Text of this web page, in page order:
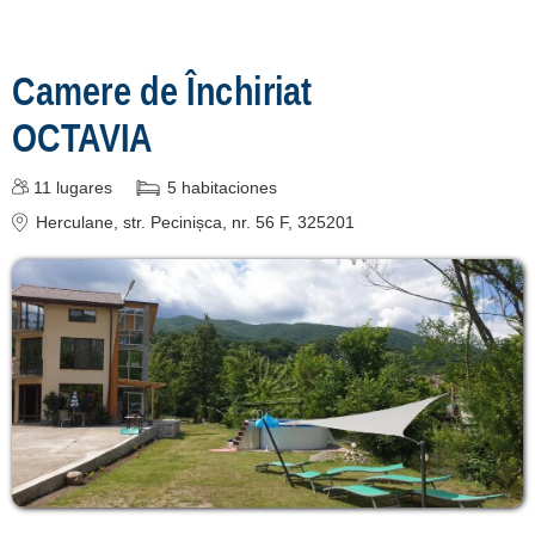
Camere de Închiriat
OCTAVIA
11 lugares 5 habitaciones
Herculane, str. Pecinișca, nr. 56 F, 325201